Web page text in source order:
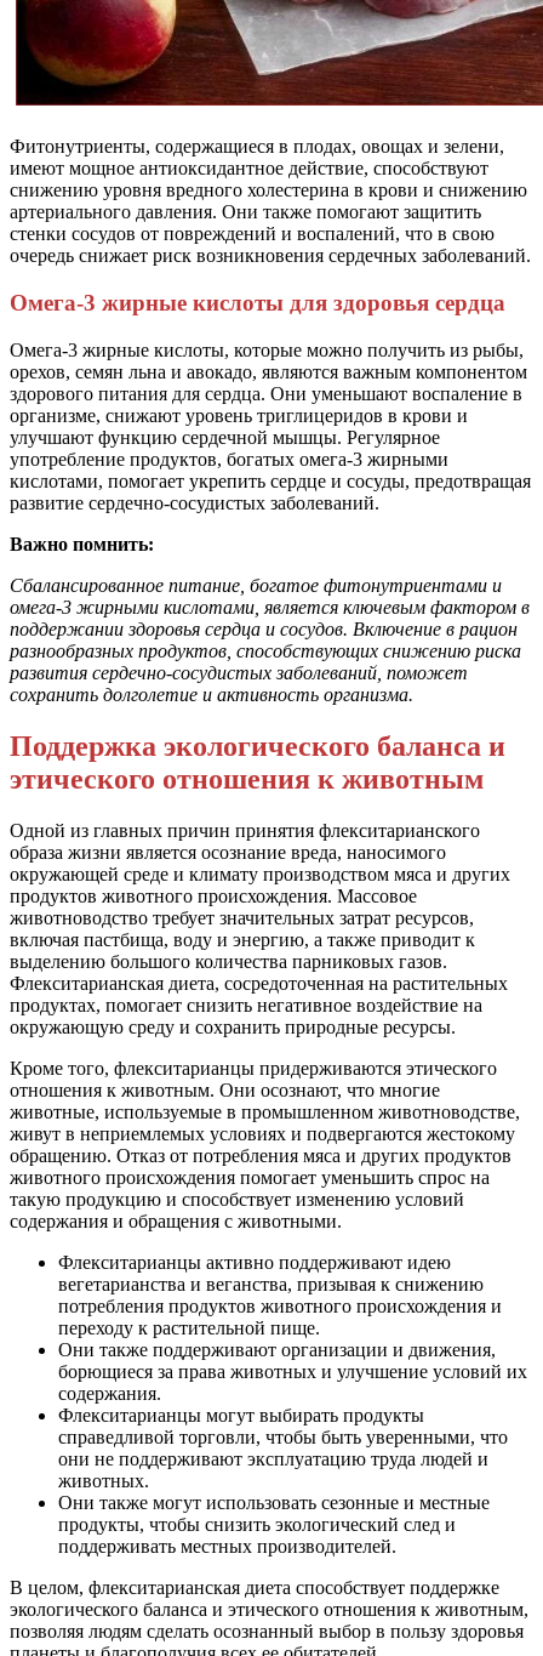
Фитонутриенты, содержащиеся в плодах, овощах и зелени,
имеют мощное антиоксидантное действие, способствуют
снижению уровня вредного холестерина в крови и снижению
артериального давления. Они также помогают защитить
стенки сосудов от повреждений и воспалений, что в свою
очередь снижает риск возникновения сердечных заболеваний.
Омега-3 жирные кислоты для здоровья сердца
Омега-3 жирные кислоты, которые можно получить из рыбы,
орехов, семян льна и авокадо, являются важным компонентом
здорового питания для сердца. Они уменьшают воспаление в
организме, снижают уровень триглицеридов в крови и
улучшают функцию сердечной мышцы. Регулярное
употребление продуктов, богатых омега-3 жирными
кислотами, помогает укрепить сердце и сосуды, предотвращая
развитие сердечно-сосудистых заболеваний.
Важно помнить:
Сбалансированное питание, богатое фитонутриентами и
омега-3 жирными кислотами, является ключевым фактором в
поддержании здоровья сердца и сосудов. Включение в рацион
разнообразных продуктов, способствующих снижению риска
развития сердечно-сосудистых заболеваний, поможет
сохранить долголетие и активность организма.
Поддержка экологического баланса и
этического отношения к животным
Одной из главных причин принятия флекситарианского
образа жизни является осознание вреда, наносимого
окружающей среде и климату производством мяса и других
продуктов животного происхождения. Массовое
животноводство требует значительных затрат ресурсов,
включая пастбища, воду и энергию, а также приводит к
выделению большого количества парниковых газов.
Флекситарианская диета, сосредоточенная на растительных
продуктах, помогает снизить негативное воздействие на
окружающую среду и сохранить природные ресурсы.
Кроме того, флекситарианцы придерживаются этического
отношения к животным. Они осознают, что многие
животные, используемые в промышленном животноводстве,
живут в неприемлемых условиях и подвергаются жестокому
обращению. Отказ от потребления мяса и других продуктов
животного происхождения помогает уменьшить спрос на
такую продукцию и способствует изменению условий
содержания и обращения с животными.
Флекситарианцы активно поддерживают идею
вегетарианства и веганства, призывая к снижению
потребления продуктов животного происхождения и
переходу к растительной пище.
Они также поддерживают организации и движения,
борющиеся за права животных и улучшение условий их
содержания.
Флекситарианцы могут выбирать продукты
справедливой торговли, чтобы быть уверенными, что
они не поддерживают эксплуатацию труда людей и
животных.
Они также могут использовать сезонные и местные
продукты, чтобы снизить экологический след и
поддерживать местных производителей.
В целом, флекситарианская диета способствует поддержке
экологического баланса и этического отношения к животным,
позволяя людям сделать осознанный выбор в пользу здоровья